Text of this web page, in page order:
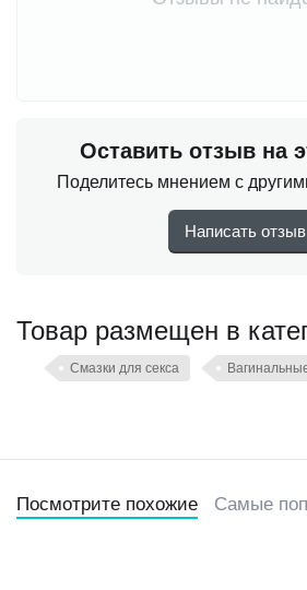
Оставить отзыв на
Поделитесь мнением с
Написать отзыв
Товар размещен в
Смазки для секса
Посмотрите похожие Самые